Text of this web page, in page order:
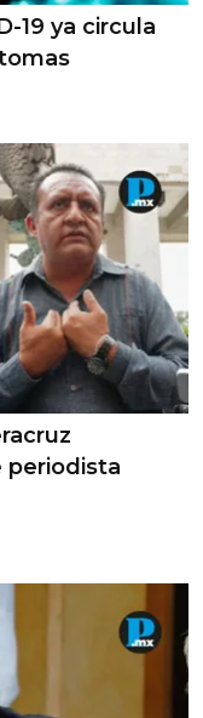
19 ya circula
periodista